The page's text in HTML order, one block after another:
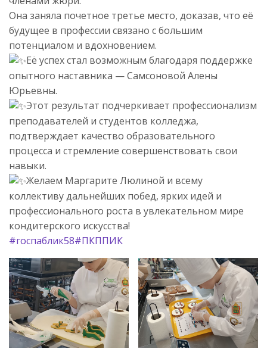
Она заняла почетное третье место, доказав, что её
будущее в профессии связано с большим
потенциалом и вдохновением.
Её успех стал возможным благодаря поддержке
опытного наставника — Самсоновой Алены
Юрьевны.
Этот результат подчеркивает профессионализм
преподавателей и студентов колледжа,
подтверждает качество образовательного
процесса и стремление совершенствовать свои
навыки.
Желаем Маргарите Люлиной и всему
коллективу дальнейших побед, ярких идей и
профессионального роста в увлекательном мире
кондитерского искусства!
#госпаблик58#ПКППИК